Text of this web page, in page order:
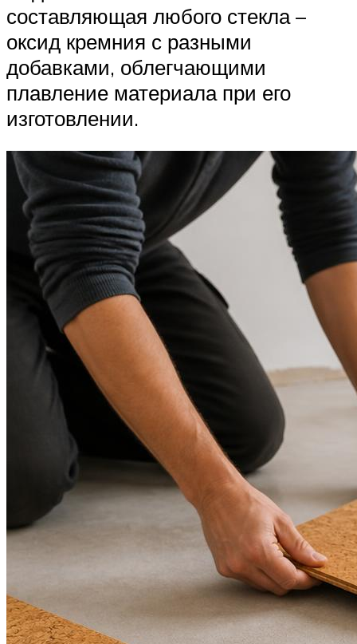
составляющая любого стекла –
оксид кремния с разными
добавками, облегчающими
плавление материала при его
изготовлении.